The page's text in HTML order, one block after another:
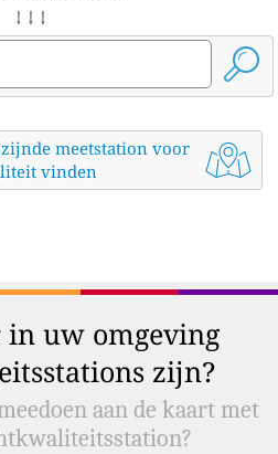
↓ ↓ ↓
meetstation voor
vinden
in uw omgeving
zijn?
aan de kaart met